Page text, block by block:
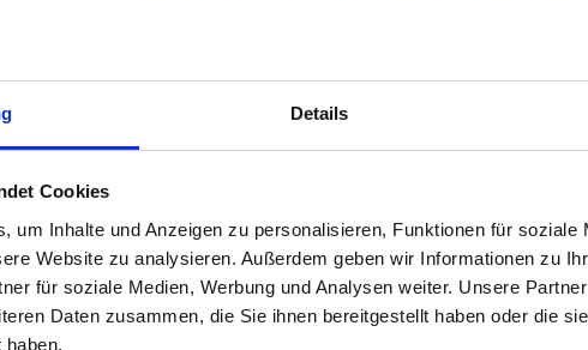
Details
Cookies
um Inhalte und Anzeigen zu personalisieren, Funktionen für soziale
Website zu analysieren. Außerdem geben wir Informationen zu
für soziale Medien, Werbung und Analysen weiter. Unsere
Daten zusammen, die Sie ihnen bereitgestellt haben oder die